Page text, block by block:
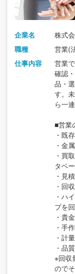
企業名
株式
職種
営業(
仕事内容
営業
確認
品・
す。
ら一
■営業
・既
・金
・買
タベ
・見
・回
・ハ
プを
・貴
・手
・計
・品
※回収
ので